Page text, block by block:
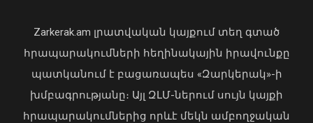
Zarkerak.am լրատվական կայքում տեղ գտած
հրապարակումների հեղինակային իրավունքը
պատկանում է բացառապես «Զարկերակ»-ի
խմբագրությանը։ Այլ ԶԼՄ-ներում սույն կայքի
հրապարակումներից որևէ մեկն ամբողջական